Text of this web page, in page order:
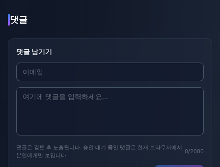
댓글
댓글 남기기
댓글은 검토 후 노출됩니다. 승인 대기 중인 댓글은 현재 브라우저에서
본인에게만 보입니다.
0/2000